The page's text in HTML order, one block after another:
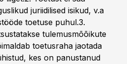
juriidilised isikud, v.a
toetuse puhul.3.
tulemusmõõikute
toetusraha jaotada
kes on panustanud